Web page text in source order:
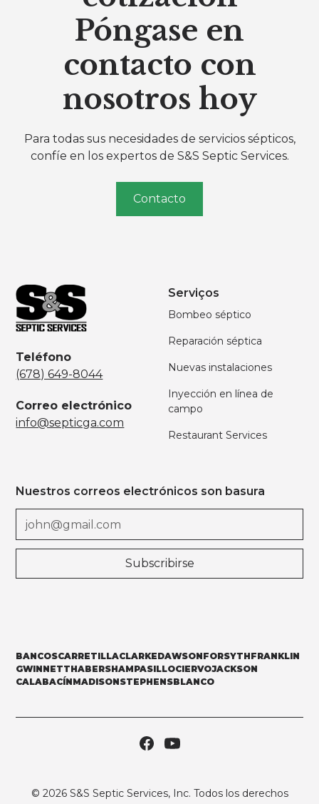
Póngase en
contacto con
nosotros hoy
Para todas sus necesidades de servicios sépticos,
confíe en los expertos de S&S Septic Services.
Contacto
Teléfono
(678) 649-8044
Correo electrónico
info@septicga.com
Serviços
Bombeo séptico
Reparación séptica
Nuevas instalaciones
Inyección en línea de
campo
Restaurant Services
Nuestros correos electrónicos son basura
BANCOSCARRETILLACLARKEDAWSONFORSYTHFRANKLIN
GWINNETTHABERSHAMPASILLOCIERVOJACKSON
CALABACÍNMADISONSTEPHENSBLANCO
© 2026S&S Septic Services, Inc. Todos los derechos